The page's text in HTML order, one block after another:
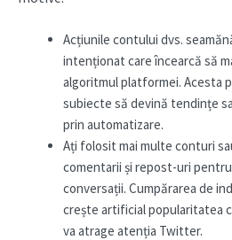
Acțiunile contului dvs.
intenționat care încearcă să
algoritmul platformei. Acesta
subiecte să devină tendințe
prin automatizare.
Ați folosit mai multe conturi
comentarii și repost-uri
conversații. Cumpărarea de
crește artificial popularitatea
va atrage atenția Twitter.